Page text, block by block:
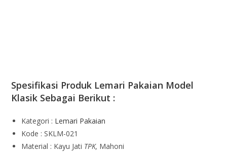
Spesifikasi Produk Lemari Pakaian Model
Klasik Sebagai Berikut :
Kategori : Lemari Pakaian
Kode : SKLM-021
Material : Kayu Jati TPK, Mahoni